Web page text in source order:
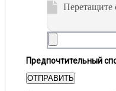
Перетащите
Предпочтительный
ОТПРАВИТЬ